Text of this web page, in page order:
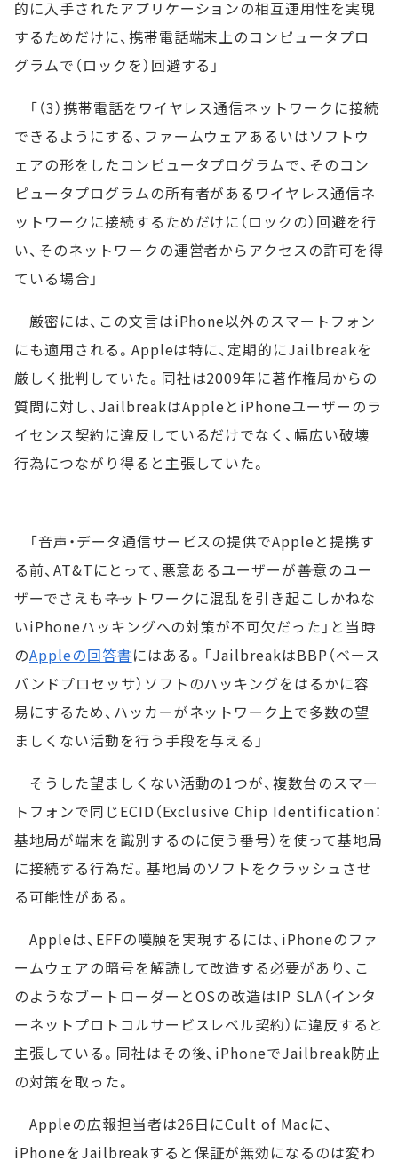
的に入手されたアプリケーションの相互運用性を実現
するためだけに、携帯電話端末上のコンピュータプロ
グラムで（ロックを）回避する」
「（3）携帯電話をワイヤレス通信ネットワークに接続
できるようにする、ファームウェアあるいはソフトウ
ェアの形をしたコンピュータプログラムで、そのコン
ピュータプログラムの所有者があるワイヤレス通信ネ
ットワークに接続するためだけに（ロックの）回避を行
い、そのネットワークの運営者からアクセスの許可を得
ている場合」
厳密には、この文言はiPhone以外のスマートフォン
にも適用される。Appleは特に、定期的にJailbreakを
厳しく批判していた。同社は2009年に著作権局からの
質問に対し、JailbreakはAppleとiPhoneユーザーのラ
イセンス契約に違反しているだけでなく、幅広い破壊
行為につながり得ると主張していた。
「音声・データ通信サービスの提供でAppleと提携す
る前、AT&Tにとって、悪意あるユーザーが――善意のユー
ザーでさえも――ネットワークに混乱を引き起こしかねな
いiPhoneハッキングへの対策が不可欠だった」と当時
のAppleの回答書にはある。「JailbreakはBBP（ベース
バンドプロセッサ）ソフトのハッキングをはるかに容
易にするため、ハッカーがネットワーク上で多数の望
ましくない活動を行う手段を与える」
そうした望ましくない活動の1つが、複数台のスマー
トフォンで同じECID（Exclusive Chip Identification：
基地局が端末を識別するのに使う番号）を使って基地局
に接続する行為だ。基地局のソフトをクラッシュさせ
る可能性がある。
Appleは、EFFの嘆願を実現するには、iPhoneのファ
ームウェアの暗号を解読して改造する必要があり、こ
のようなブートローダーとOSの改造はIP SLA（インタ
ーネットプロトコルサービスレベル契約）に違反すると
主張している。同社はその後、iPhoneでJailbreak防止
の対策を取った。
Appleの広報担当者は26日にCult of Macに、
iPhoneをJailbreakすると保証が無効になるのは変わ